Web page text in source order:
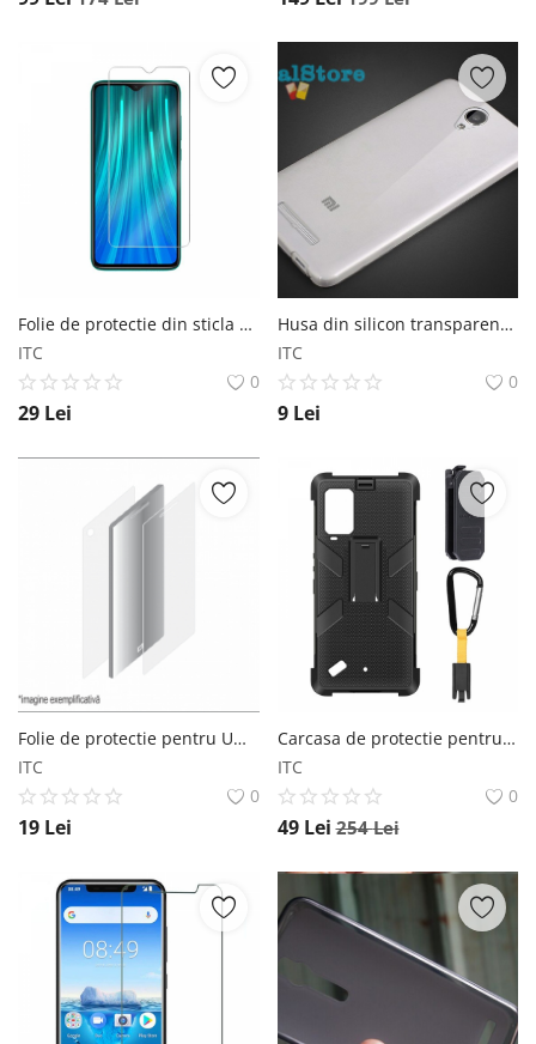
Folie de protectie din sticla pentru Xiaomi Redmi Note 8
ITC
0
29 Lei
Husa din silicon transparent pentru Xiaomi Redmi Note 2 Xiaomi
ITC
0
9 Lei
Folie de protectie pentru UMI Rome X FullBody (Fata+Spate)
ITC
0
19 Lei
Carcasa de protectie pentru Ulefone Armor 10 cu carabina Ulefone
ITC
0
49 Lei 254Lei